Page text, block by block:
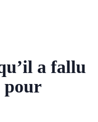
a fallu
pour